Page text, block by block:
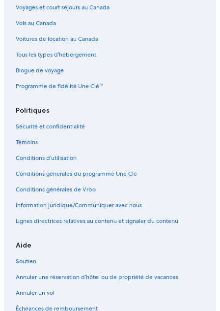
Voyages et court séjours au Canada
Vols au Canada
Voitures de location au Canada
Tous les types d’hébergement
Blogue de voyage
Programme de fidélité Une Clé™
Politiques
Sécurité et confidentialité
Témoins
Conditions d’utilisation
Conditions générales du programme Une Clé
Conditions générales de Vrbo
Information juridique/Communiquer avec nous
Lignes directrices relatives au contenu et signaler du contenu
Aide
Soutien
Annuler une réservation d’hôtel ou de propriété de vacances
Annuler un vol
Échéances de remboursement